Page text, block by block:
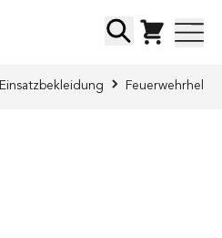
Suche
Einsatzbekleidung Feuerwehrhelme